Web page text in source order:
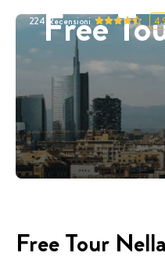
Free
224 Recensioni
Free Tour